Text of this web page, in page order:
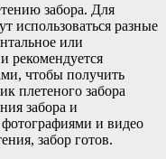
забора. Для
использоваться разные
или
рекомендуется
чтобы получить
плетеного забора
забора и
и видео
забор готов.